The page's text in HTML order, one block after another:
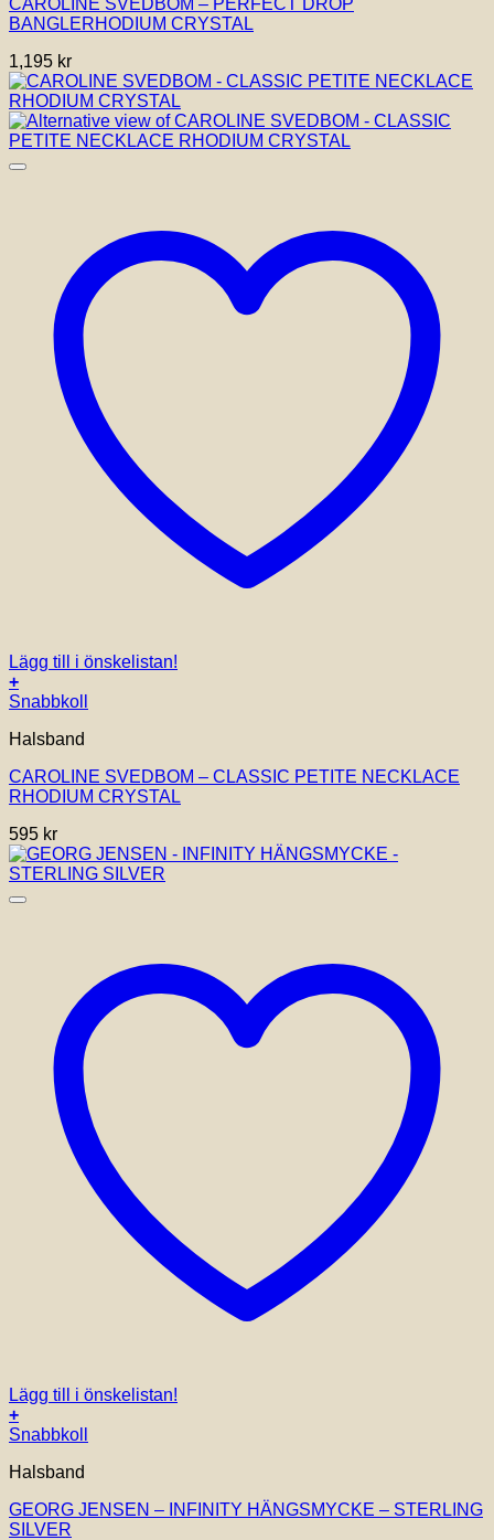
CAROLINE SVEDBOM – PERFECT DROP
BANGLERHODIUM CRYSTAL
1,195 kr
Lägg till i önskelistan!
+
Snabbkoll
Halsband
CAROLINE SVEDBOM – CLASSIC PETITE NECKLACE
RHODIUM CRYSTAL
595 kr
Lägg till i önskelistan!
+
Snabbkoll
Halsband
GEORG JENSEN – INFINITY HÄNGSMYCKE – STERLING
SILVER